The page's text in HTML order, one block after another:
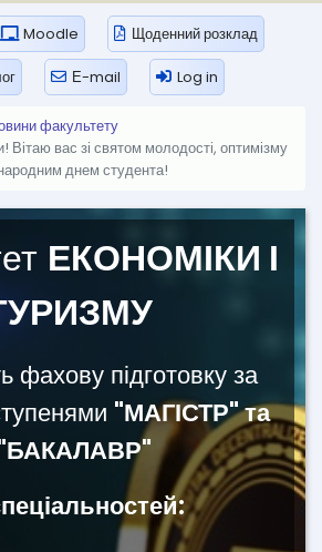
Moodle Щоденний розклад
Е-mail Log in
факультету
Вітаю вас зі святом молодості, оптимізму
днем студента!
ЕКОНОМІКИ І
фахову підготовку за
"МАГІСТР" та